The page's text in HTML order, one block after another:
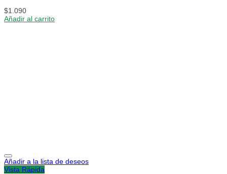
$1.090
Añadir al carrito
Añadir a la lista de deseos
Vista Rápida